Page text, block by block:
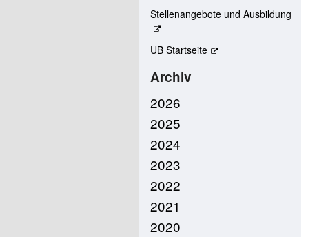
Stellenangebote und Ausbildung
UB Startseite
Archiv
2026
2025
2024
2023
2022
2021
2020